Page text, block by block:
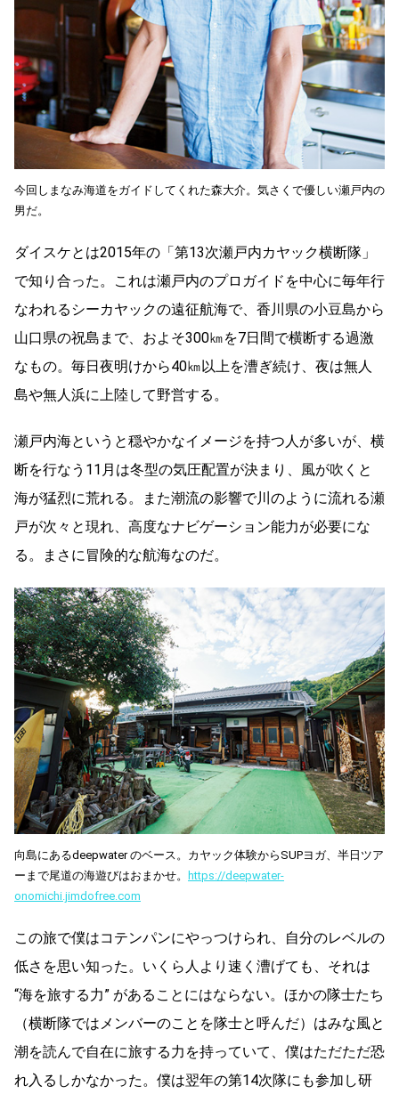
今回しまなみ海道をガイドしてくれた森大介。気さくで優しい瀬戸内の
男だ。
ダイスケとは2015年の「第13次瀬戸内カヤック横断隊」
で知り合った。これは瀬戸内のプロガイドを中心に毎年行
なわれるシーカヤックの遠征航海で、香川県の小豆島から
山口県の祝島まで、およそ300㎞を7日間で横断する過激
なもの。毎日夜明けから40㎞以上を漕ぎ続け、夜は無人
島や無人浜に上陸して野営する。
瀬戸内海というと穏やかなイメージを持つ人が多いが、横
断を行なう11月は冬型の気圧配置が決まり、風が吹くと
海が猛烈に荒れる。また潮流の影響で川のように流れる瀬
戸が次々と現れ、高度なナビゲーション能力が必要にな
る。まさに冒険的な航海なのだ。
向島にあるdeepwater のベース。カヤック体験からSUPヨガ、半日ツア
ーまで尾道の海遊びはおまかせ。
https://deepwater-
onomichi.jimdofree.com
この旅で僕はコテンパンにやっつけられ、自分のレベルの
低さを思い知った。いくら人より速く漕げても、それは
“海を旅する力” があることにはならない。ほかの隊士たち
（横断隊ではメンバーのことを隊士と呼んだ）はみな風と
潮を読んで自在に旅する力を持っていて、僕はただただ恐
れ入るしかなかった。僕は翌年の第14次隊にも参加し研